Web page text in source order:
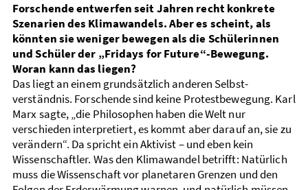
Forschende entwerfen seit Jahren recht konkrete
Szenarien des Klima­wandels. Aber es scheint, als
könnten sie weniger bewegen als die Schülerinnen
und Schüler der „Fridays for Future“-Bewegung.
Woran kann das liegen?
Das liegt an einem grundsätzlich anderen Selbst­
verständnis. Forschende sind keine Protest­bewegung. Karl
Marx sagte, „die Philosophen haben die Welt nur
verschieden interpretiert, es kommt aber darauf an, sie zu
verändern“. Da spricht ein Aktivist – und eben kein
Wissenschaftler. Was den Klima­wandel betrifft: Natürlich
muss die Wissenschaft vor planetaren Grenzen und den